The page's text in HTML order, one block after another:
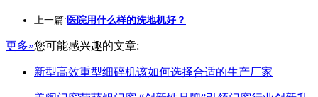
上一篇: 医院用什么样的洗地机好？
更多»您可能感兴趣的文章:
新型高效重型细碎机该如何选择合适的生产厂家